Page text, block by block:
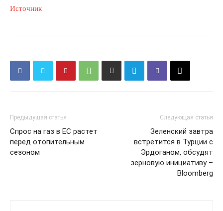
Источник
Предыдущая статья
Спрос на газ в ЕС растет
перед отопительным
сезоном
Следующая статья
Зеленский завтра
встретится в Турции с
Эрдоганом, обсудят
зерновую инициативу –
Bloomberg